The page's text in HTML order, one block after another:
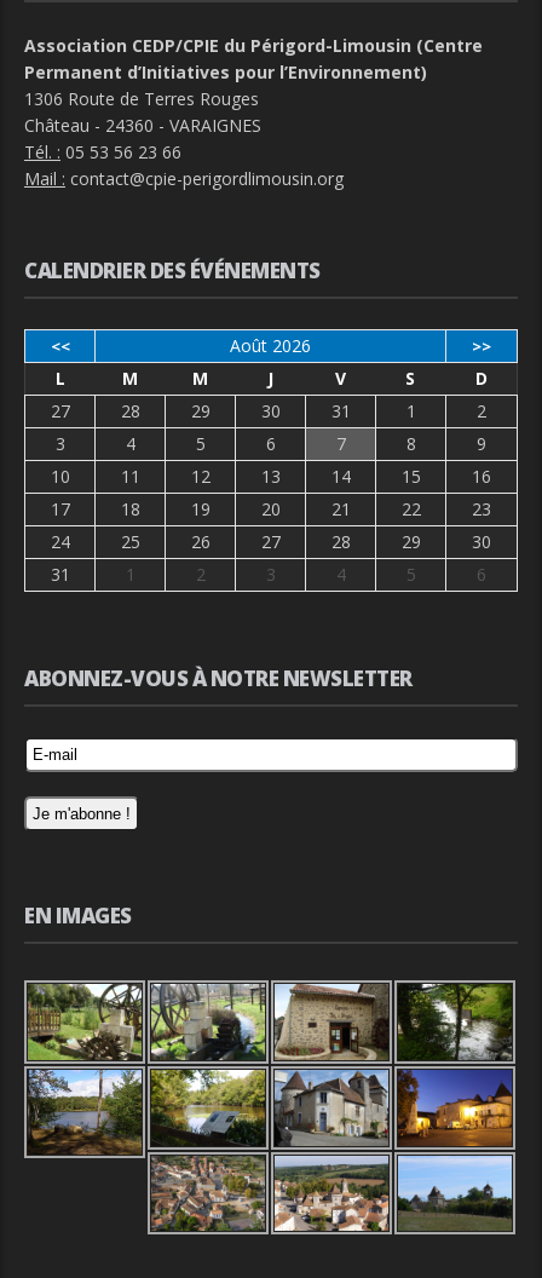
Association CEDP/CPIE du Périgord-Limousin (Centre
Permanent d’Initiatives pour l’Environnement)
1306 Route de Terres Rouges
Château - 24360 - VARAIGNES
Tél. : 05 53 56 23 66
Mail : contact@cpie-perigordlimousin.org
CALENDRIER DES ÉVÉNEMENTS
<< Août 2026 >>
L M M J V S
D
27
28 29 30 31 1
2
3
4 5 6 7 8
9
10
11 12 13 14 15
16
17
18 19 20 21 22
23
24
25 26 27 28 29
30
31
1 2 3 4 5 6
ABONNEZ-VOUS À NOTRE NEWSLETTER
EN IMAGES